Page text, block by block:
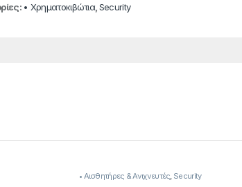
• Χρηματοκιβώτια, Security
• Αισθητήρες & Ανιχνευτές, Security